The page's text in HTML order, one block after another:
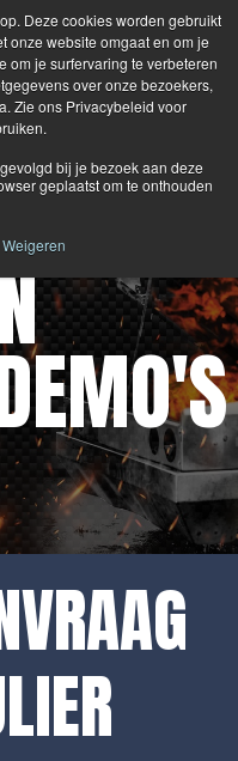
Deze cookies worden gebruikt
onze website omgaat en om je
om je surfervaring te verbeteren
over onze bezoekers,
Zie ons Privacybeleid voor
bij je bezoek aan deze
geplaatst om te onthouden
Weigeren
Contacteer Ons
MENU